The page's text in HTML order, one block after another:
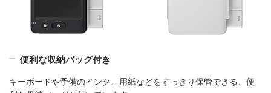
便利な収納バッグ付き
キーボードや予備のインク、用紙などをすっきり保管できる、便